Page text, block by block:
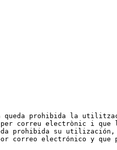
queda prohibida la
per correu electrònic i que
prohibida su utilización,
correo electrónico y que